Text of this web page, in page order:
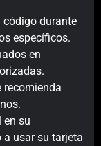
código durante
específicos.
en
recomienda
en su
a usar su tarjeta